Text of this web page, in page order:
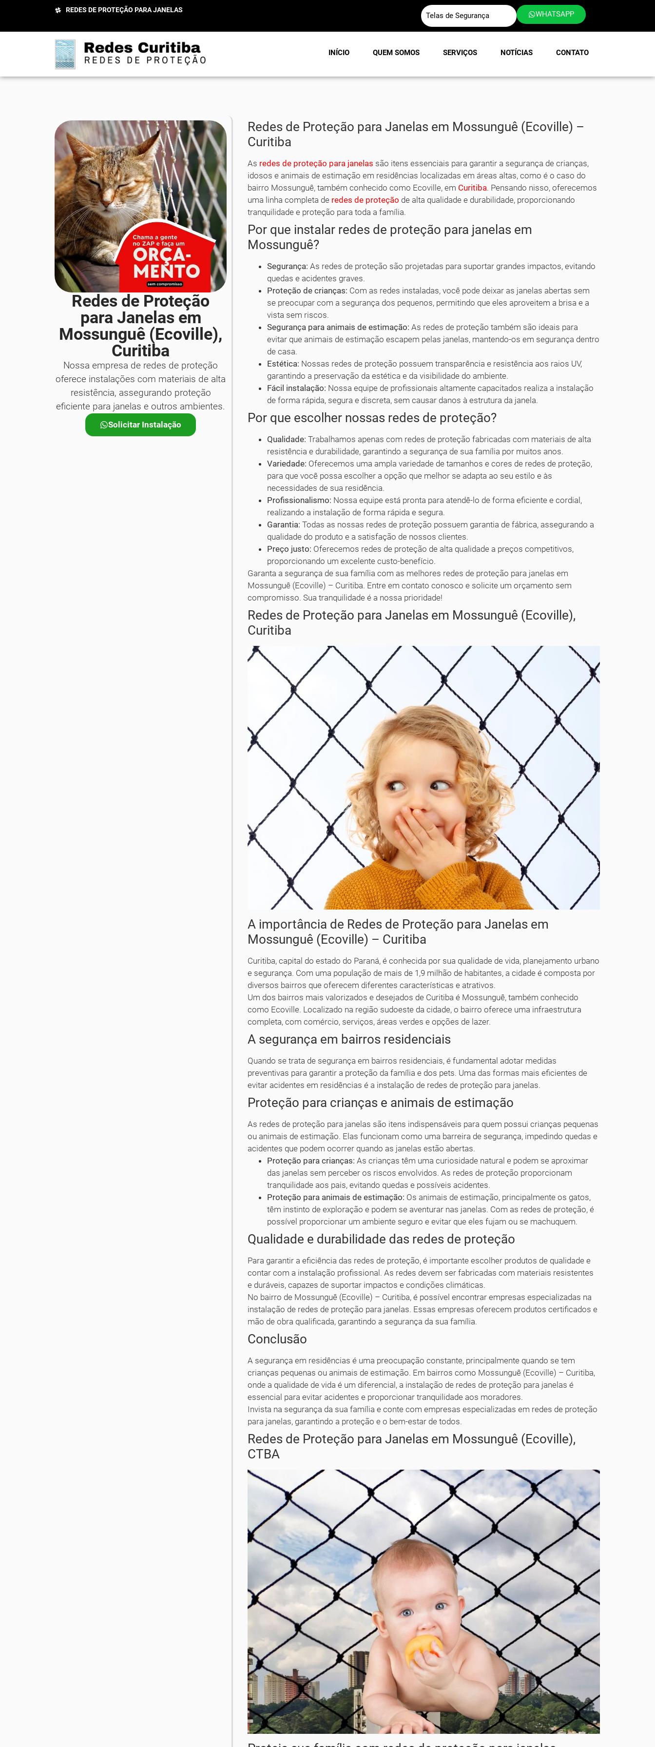
REDES DE PROTEÇÃO PARA JANELAS
Telas de Segurança WHATSAPP
INÍCIO QUEM SOMOS SERVIÇOS NOTÍCIAS CONTATO
Redes de Proteção
para Janelas em
Mossunguê (Ecoville),
Curitiba
Nossa empresa de redes de proteção
oferece instalações com materiais de alta
resistência, assegurando proteção
eficiente para janelas e outros ambientes.
Solicitar Instalação
Redes de Proteção para Janelas em Mossunguê (Ecoville) –
Curitiba
As redes de proteção para janelas são itens essenciais para garantir a segurança de crianças,
idosos e animais de estimação em residências localizadas em áreas altas, como é o caso do
bairro Mossunguê, também conhecido como Ecoville, em Curitiba. Pensando nisso, oferecemos
uma linha completa de redes de proteção de alta qualidade e durabilidade, proporcionando
tranquilidade e proteção para toda a família.
Por que instalar redes de proteção para janelas em
Mossunguê?
Segurança: As redes de proteção são projetadas para suportar grandes impactos, evitando
quedas e acidentes graves.
Proteção de crianças: Com as redes instaladas, você pode deixar as janelas abertas sem
se preocupar com a segurança dos pequenos, permitindo que eles aproveitem a brisa e a
vista sem riscos.
Segurança para animais de estimação: As redes de proteção também são ideais para
evitar que animais de estimação escapem pelas janelas, mantendo-os em segurança dentro
de casa.
Estética: Nossas redes de proteção possuem transparência e resistência aos raios UV,
garantindo a preservação da estética e da visibilidade do ambiente.
Fácil instalação: Nossa equipe de profissionais altamente capacitados realiza a instalação
de forma rápida, segura e discreta, sem causar danos à estrutura da janela.
Por que escolher nossas redes de proteção?
Qualidade: Trabalhamos apenas com redes de proteção fabricadas com materiais de alta
resistência e durabilidade, garantindo a segurança de sua família por muitos anos.
Variedade: Oferecemos uma ampla variedade de tamanhos e cores de redes de proteção,
para que você possa escolher a opção que melhor se adapta ao seu estilo e às
necessidades de sua residência.
Profissionalismo: Nossa equipe está pronta para atendê-lo de forma eficiente e cordial,
realizando a instalação de forma rápida e segura.
Garantia: Todas as nossas redes de proteção possuem garantia de fábrica, assegurando a
qualidade do produto e a satisfação de nossos clientes.
Preço justo: Oferecemos redes de proteção de alta qualidade a preços competitivos,
proporcionando um excelente custo-benefício.
Garanta a segurança de sua família com as melhores redes de proteção para janelas em
Mossunguê (Ecoville) – Curitiba. Entre em contato conosco e solicite um orçamento sem
compromisso. Sua tranquilidade é a nossa prioridade!
Redes de Proteção para Janelas em Mossunguê (Ecoville),
Curitiba
A importância de Redes de Proteção para Janelas em
Mossunguê (Ecoville) – Curitiba
Curitiba, capital do estado do Paraná, é conhecida por sua qualidade de vida, planejamento urbano
e segurança. Com uma população de mais de 1,9 milhão de habitantes, a cidade é composta por
diversos bairros que oferecem diferentes características e atrativos.
Um dos bairros mais valorizados e desejados de Curitiba é Mossunguê, também conhecido
como Ecoville. Localizado na região sudoeste da cidade, o bairro oferece uma infraestrutura
completa, com comércio, serviços, áreas verdes e opções de lazer.
A segurança em bairros residenciais
Quando se trata de segurança em bairros residenciais, é fundamental adotar medidas
preventivas para garantir a proteção da família e dos pets. Uma das formas mais eficientes de
evitar acidentes em residências é a instalação de redes de proteção para janelas.
Proteção para crianças e animais de estimação
As redes de proteção para janelas são itens indispensáveis para quem possui crianças pequenas
ou animais de estimação. Elas funcionam como uma barreira de segurança, impedindo quedas e
acidentes que podem ocorrer quando as janelas estão abertas.
Proteção para crianças: As crianças têm uma curiosidade natural e podem se aproximar
das janelas sem perceber os riscos envolvidos. As redes de proteção proporcionam
tranquilidade aos pais, evitando quedas e possíveis acidentes.
Proteção para animais de estimação: Os animais de estimação, principalmente os gatos,
têm instinto de exploração e podem se aventurar nas janelas. Com as redes de proteção, é
possível proporcionar um ambiente seguro e evitar que eles fujam ou se machuquem.
Qualidade e durabilidade das redes de proteção
Para garantir a eficiência das redes de proteção, é importante escolher produtos de qualidade e
contar com a instalação profissional. As redes devem ser fabricadas com materiais resistentes
e duráveis, capazes de suportar impactos e condições climáticas.
No bairro de Mossunguê (Ecoville) – Curitiba, é possível encontrar empresas especializadas na
instalação de redes de proteção para janelas. Essas empresas oferecem produtos certificados e
mão de obra qualificada, garantindo a segurança da sua família.
Conclusão
A segurança em residências é uma preocupação constante, principalmente quando se tem
crianças pequenas ou animais de estimação. Em bairros como Mossunguê (Ecoville) – Curitiba,
onde a qualidade de vida é um diferencial, a instalação de redes de proteção para janelas é
essencial para evitar acidentes e proporcionar tranquilidade aos moradores.
Invista na segurança da sua família e conte com empresas especializadas em redes de proteção
para janelas, garantindo a proteção e o bem-estar de todos.
Redes de Proteção para Janelas em Mossunguê (Ecoville),
CTBA